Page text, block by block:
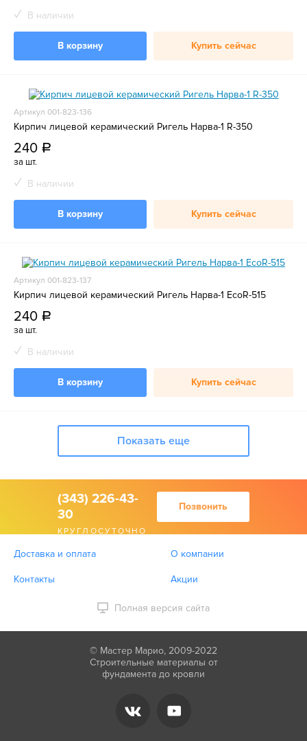
В наличии
В корзину Купить сейчас
Артикул 001-823-136
Кирпич лицевой керамический Ригель Нарва-1 R-350
240 a
за шт.
В наличии
В корзину Купить сейчас
Артикул 001-823-137
Кирпич лицевой керамический Ригель Нарва-1 EcoR-515
240 a
за шт.
В наличии
В корзину Купить сейчас
Показать еще
(343) 226-43-
30
КРУГЛОСУТОЧНО
Позвонить
Доставка и оплата О компании
Контакты Акции
Полная версия сайта
© Мастер Марио, 2009-2022
Строительные материалы от
фундамента до кровли